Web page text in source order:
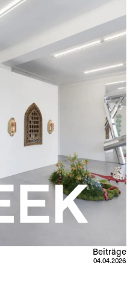
Beiträge
04.04.2026